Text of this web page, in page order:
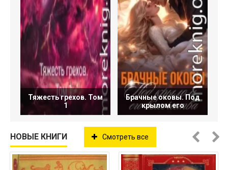
Тяжесть грехов. Том
1
Брачные оковы. Под
крылом его
НОВЫЕ КНИГИ Смотреть все